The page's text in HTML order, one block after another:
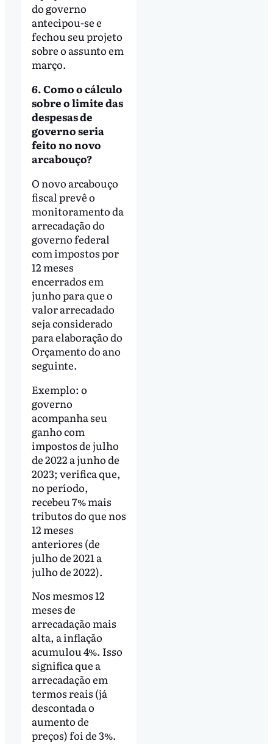
do governo
antecipou-se e
fechou seu projeto
sobre o assunto em
março.
6. Como o cálculo
sobre o limite das
despesas de
governo seria
feito no novo
arcabouço?
O novo arcabouço
fiscal prevê o
monitoramento da
arrecadação do
governo federal
com impostos por
12 meses
encerrados em
junho para que o
valor arrecadado
seja considerado
para elaboração do
Orçamento do ano
seguinte.
Exemplo: o
governo
acompanha seu
ganho com
impostos de julho
de 2022 a junho de
2023; verifica que,
no período,
recebeu 7% mais
tributos do que nos
12 meses
anteriores (de
julho de 2021 a
julho de 2022).
Nos mesmos 12
meses de
arrecadação mais
alta, a inflação
acumulou 4%. Isso
significa que a
arrecadação em
termos reais (já
descontada o
aumento de
preços) foi de 3%.